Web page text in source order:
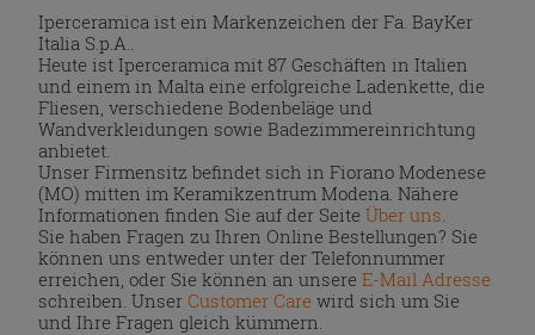
Iperceramica ist ein Markenzeichen der Fa. BayKer
Italia S.p.A..
Heute ist Iperceramica mit 87 Geschäften in Italien
und einem in Malta eine erfolgreiche Ladenkette, die
Fliesen, verschiedene Bodenbeläge und
Wandverkleidungen sowie Badezimmereinrichtung
anbietet.
Unser Firmensitz befindet sich in Fiorano Modenese
(MO) mitten im Keramikzentrum Modena. Nähere
Informationen finden Sie auf der Seite Über uns
Sie haben Fragen zu Ihren Online Bestellungen? Sie
können uns entweder unter der Telefonnummer
erreichen, oder Sie können an unsereE-Mail Adresse
schreiben. UnserCustomer Care wird sich um Sie
und Ihre Fragen gleich kümmern.